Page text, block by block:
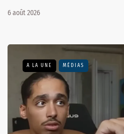
6 août 2026
A LA UNE MÉDIAS